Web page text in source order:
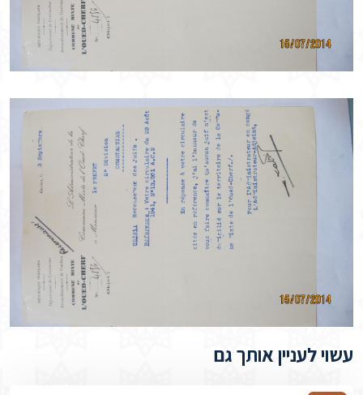
עשוי לעניין אותך גם